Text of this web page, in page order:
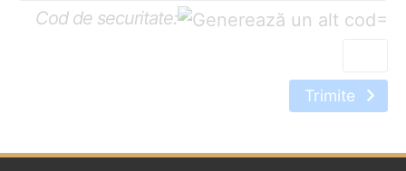
Cod de securitate: =
Trimite